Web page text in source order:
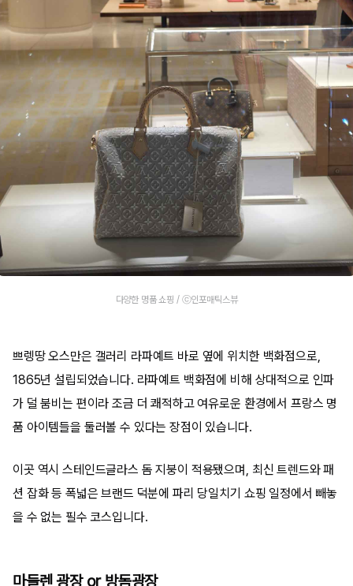
다양한 명품 쇼핑 / ⓒ인포매틱스뷰
쁘렝땅 오스만은 갤러리 라파예트 바로 옆에 위치한 백화점으로,
1865년 설립되었습니다. 라파예트 백화점에 비해 상대적으로 인파
가 덜 붐비는 편이라 조금 더 쾌적하고 여유로운 환경에서 프랑스 명
품 아이템들을 둘러볼 수 있다는 장점이 있습니다.
이곳 역시 스테인드글라스 돔 지붕이 적용됐으며, 최신 트렌드와 패
션 잡화 등 폭넓은 브랜드 덕분에 파리 당일치기 쇼핑 일정에서 빼놓
을 수 없는 필수 코스입니다.
마들렌 광장 or 방돔광장